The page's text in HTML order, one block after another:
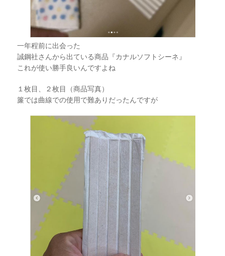
一年程前に出会った
誠鋼社さんから出ている商品『カナルソフトシーネ』
これが使い勝手良いんですよね
１枚目、２枚目（商品写真）
簾では曲線での使用で難ありだったんですが